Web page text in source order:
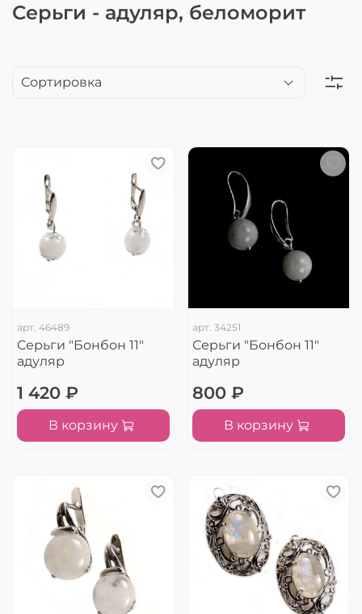
Серьги - адуляр, беломорит
арт. 46489
Серьги "Бонбон 11"
адуляр
1 420 ₽
В корзину
арт. 34251
Серьги "Бонбон 11"
адуляр
800 ₽
В корзину